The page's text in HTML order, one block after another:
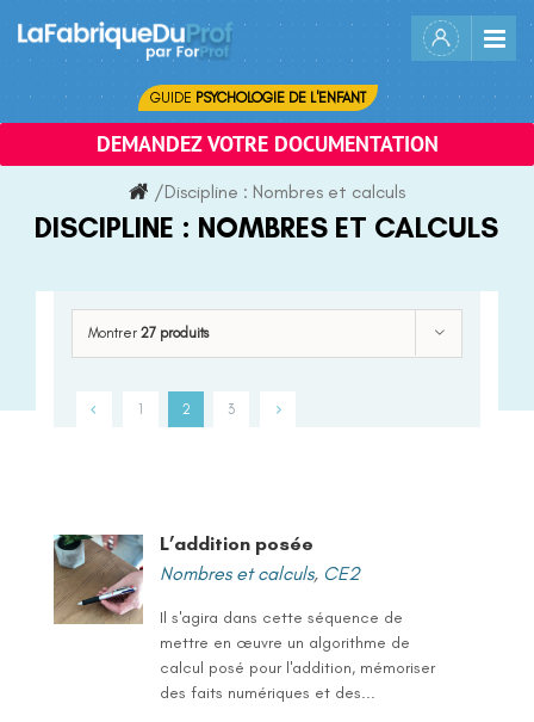
content
GUIDE PSYCHOLOGIE DE L'ENFANT
DEMANDEZ VOTRE DOCUMENTATION
/Discipline : Nombres et calculs
DISCIPLINE : NOMBRES ET CALCULS
Montrer 27 produits
1 2 3
L’addition posée
Nombres et calculs, CE2
Il s'agira dans cette séquence de
mettre en œuvre un algorithme de
calcul posé pour l'addition, mémoriser
des faits numériques et des...